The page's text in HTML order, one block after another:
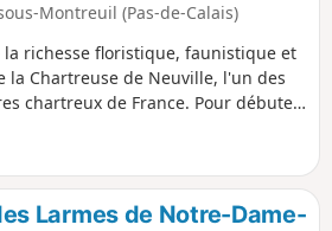
Montreuil (Pas-de-Calais)
la richesse floristique, faunistique et
Chartreuse de Neuville, l'un des
chartreux de France. Pour débuter
du monastère et des jardins de la
Retrouvez les horaires d'ouverture
sur notre site
Larmes de Notre-Dame-